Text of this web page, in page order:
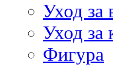
Уход за
Уход за
Фигура